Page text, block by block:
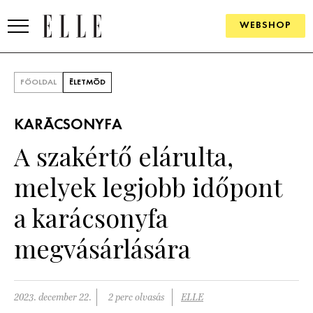
WEBSHOP
SZÉPSÉG
PÁRKAPCSOLAT
FŐOLDAL ÉLETMÓD
KARÁCSONYFA
A szakértő elárulta,
melyek legjobb időpont
a karácsonyfa
megvásárlására
2023. december 22. 2 perc olvasás ELLE